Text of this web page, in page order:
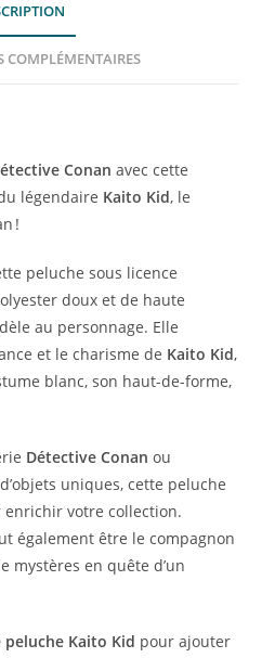
COMPLÉMENTAIRES
Conan avec cette
légendaire Kaito Kid, le
!
peluche sous licence
doux et de haute
au personnage. Elle
et le charisme de Kaito Kid,
blanc, son haut-de-forme,
Détective Conan ou
uniques, cette peluche
votre collection.
également être le compagnon
mystères en quête d’un
Kaito Kid pour ajouter